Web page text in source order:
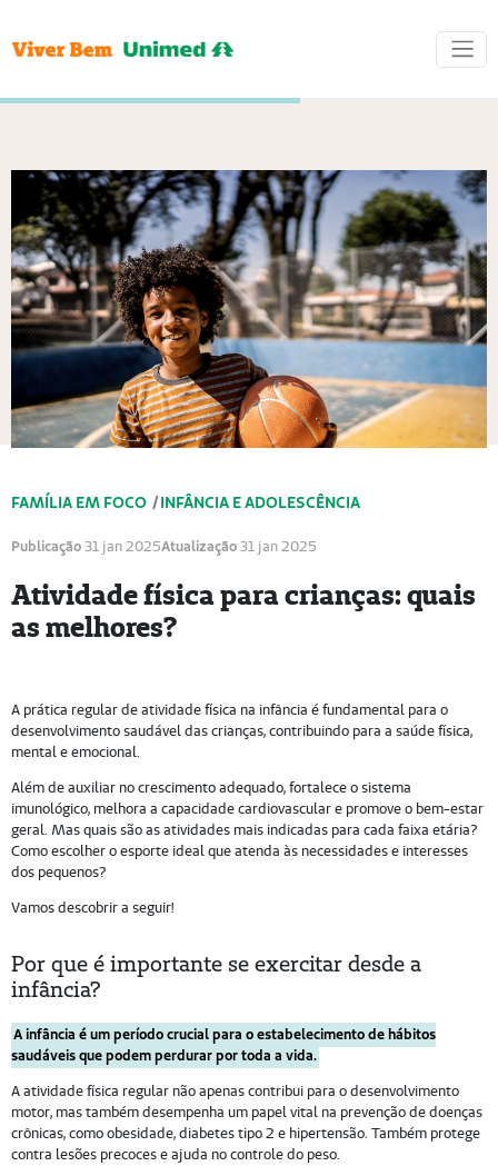
FAMÍLIA EM FOCO /INFÂNCIA E ADOLESCÊNCIA
Publicação31 jan 2025Atualização31 jan 2025
Atividade física para crianças: quais
as melhores?
A prática regular de atividade física na infância é fundamental para o
desenvolvimento saudável das crianças, contribuindo para a saúde física,
mental e emocional.
Além de auxiliar no crescimento adequado, fortalece o sistema
imunológico, melhora a capacidade cardiovascular e promove o bem-estar
geral. Mas quais são as atividades mais indicadas para cada faixa etária?
Como escolher o esporte ideal que atenda às necessidades e interesses
dos pequenos?
Vamos descobrir a seguir!
Por que é importante se exercitar desde a
infância?
A infância é um período crucial para o estabelecimento de hábitos
saudáveis que podem perdurar por toda a vida.
A atividade física regular não apenas contribui para o desenvolvimento
motor, mas também desempenha um papel vital na prevenção de doenças
crônicas, como obesidade, diabetes tipo 2 e hipertensão. Também protege
contra lesões precoces e ajuda no controle do peso.